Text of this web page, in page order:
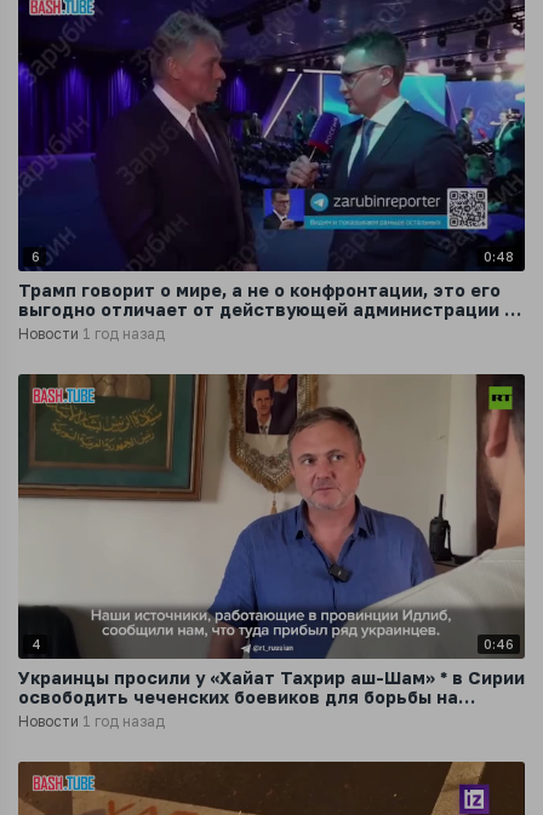
6 0:48
Трамп говорит о мире, а не о конфронтации, это его
выгодно отличает от действующей администрации в
США
Новости 1 год назад
4 0:46
Украинцы просили у «Хайат Тахрир аш-Шам» * в Сирии
освободить чеченских боевиков для борьбы на
стороне ВСУ
Новости 1 год назад